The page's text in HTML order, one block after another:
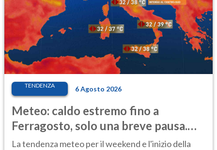
TENDENZA 6 Agosto 2026
Meteo: caldo estremo fino a
Ferragosto, solo una breve pausa.
Ecco dove
La tendenza meteo per il weekend e l'inizio della